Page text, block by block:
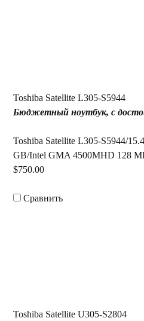
Toshiba Satellite L305-S5944
Бюджетный ноутбук, с
Toshiba Satellite L305-S5944/
GB/Intel GMA 4500MHD 128
$750.00
Сравнить
Toshiba Satellite U305-S2804